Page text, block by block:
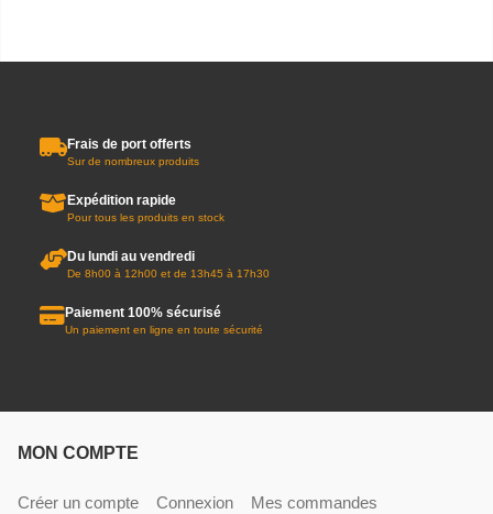
Frais de port offerts
Sur de nombreux produits
Expédition rapide
Pour tous les produits en stock
Du lundi au vendredi
De 8h00 à 12h00 et de 13h45 à 17h30
Paiement 100% sécurisé
Un paiement en ligne en toute sécurité
MON COMPTE
Créer un compte Connexion
Mes commandes